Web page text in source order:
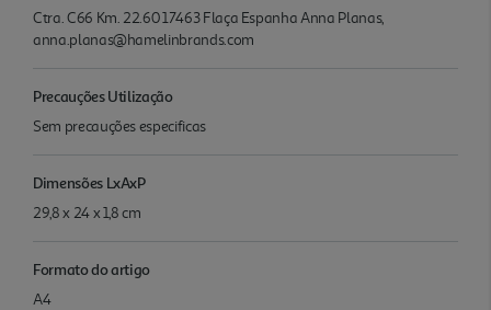
Ctra. C66 Km. 22.60 17463 Flaça Espanha Anna Planas,
anna.planas@hamelinbrands.com
Precauções Utilização
Sem precauções especificas
Dimensões LxAxP
29,8 x 24 x 1,8 cm
Formato do artigo
A4